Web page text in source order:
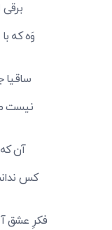
وَه که
ساقیا
نیست
آن که
کس
فکرِ عشق